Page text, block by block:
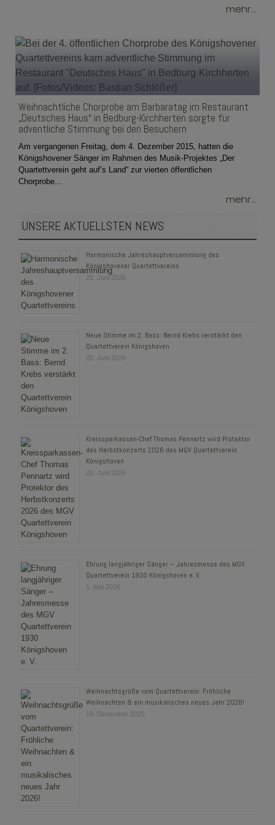
mehr...
Weihnachtliche Chorprobe am Barbaratag im Restaurant
„Deutsches Haus“ in Bedburg-Kirchherten sorgte für
adventliche Stimmung bei den Besuchern
Am vergangenen Freitag, dem 4. Dezember 2015, hatten die
Königshovener Sänger im Rahmen des Musik-Projektes „Der
Quartettverein geht auf’s Land“ zur vierten öffentlichen
Chorprobe...
mehr...
UNSERE AKTUELLSTEN NEWS
Harmonische Jahreshauptversammlung des
Königshovener Quartettvereins
20. Juni 2026
Neue Stimme im 2. Bass: Bernd Krebs verstärkt den
Quartettverein Königshoven
20. Juni 2026
Kreissparkassen-Chef Thomas Pennartz wird Protektor
des Herbstkonzerts 2026 des MGV Quartettverein
Königshoven
20. Juni 2026
Ehrung langjähriger Sänger – Jahresmesse des MGV
Quartettverein 1930 Königshoven e. V.
1. Mai 2026
Weihnachtsgrüße vom Quartettverein: Fröhliche
Weihnachten & ein musikalisches neues Jahr 2026!
19. Dezember 2025